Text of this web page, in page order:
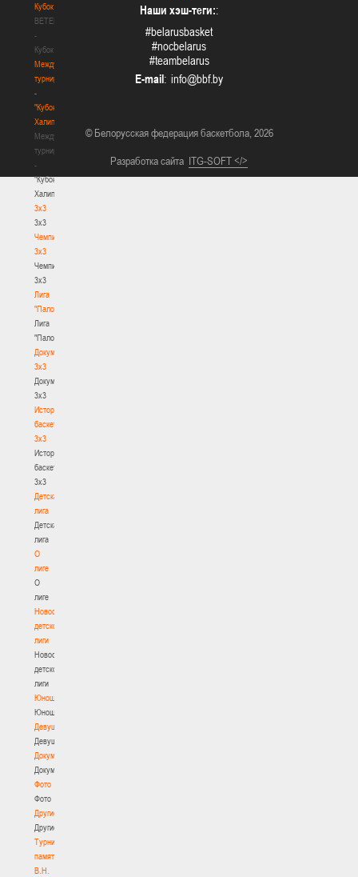
Кубок
BETERA
-
Кубок
Международный
турнир
-
"Кубок
Халипского"
Международный
турнир
-
"Кубок
Халипского"
3x3
3x3
Чемпионат
3х3
Чемпионат
3х3
Лига
"Палова"
Лига
"Палова"
Документы
3х3
Документы
3х3
История
баскетбола
3х3
История
баскетбола
3х3
Детская
лига
Детская
лига
О
лиге
О
лиге
Новости
детской
лиги
Новости
детской
лиги
Юноши
Юноши
Девушки
Девушки
Документы
Документы
Фото
Фото
Другие
Другие
Турнир
памяти
В.Н.
Наши хэш-теги::
#belarusbasket
#nocbelarus
#teambelarus
E-mail:
© Белорусская федерация баскетбола, 2026
Разработка сайта ITG-SOFT </>